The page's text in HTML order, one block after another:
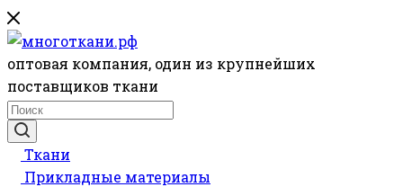
оптовая компания, один из крупнейших
поставщиков ткани
Ткани
Прикладные материалы